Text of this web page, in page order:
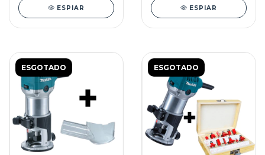
ESPIAR ESPIAR
ESGOTADO ESGOTADO